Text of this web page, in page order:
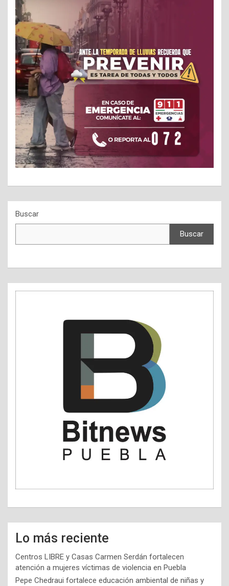
Buscar
Buscar
Lo más reciente
Centros LIBRE y Casas Carmen Serdán fortalecen
atención a mujeres víctimas de violencia en Puebla
Pepe Chedraui fortalece educación ambiental de niñas y